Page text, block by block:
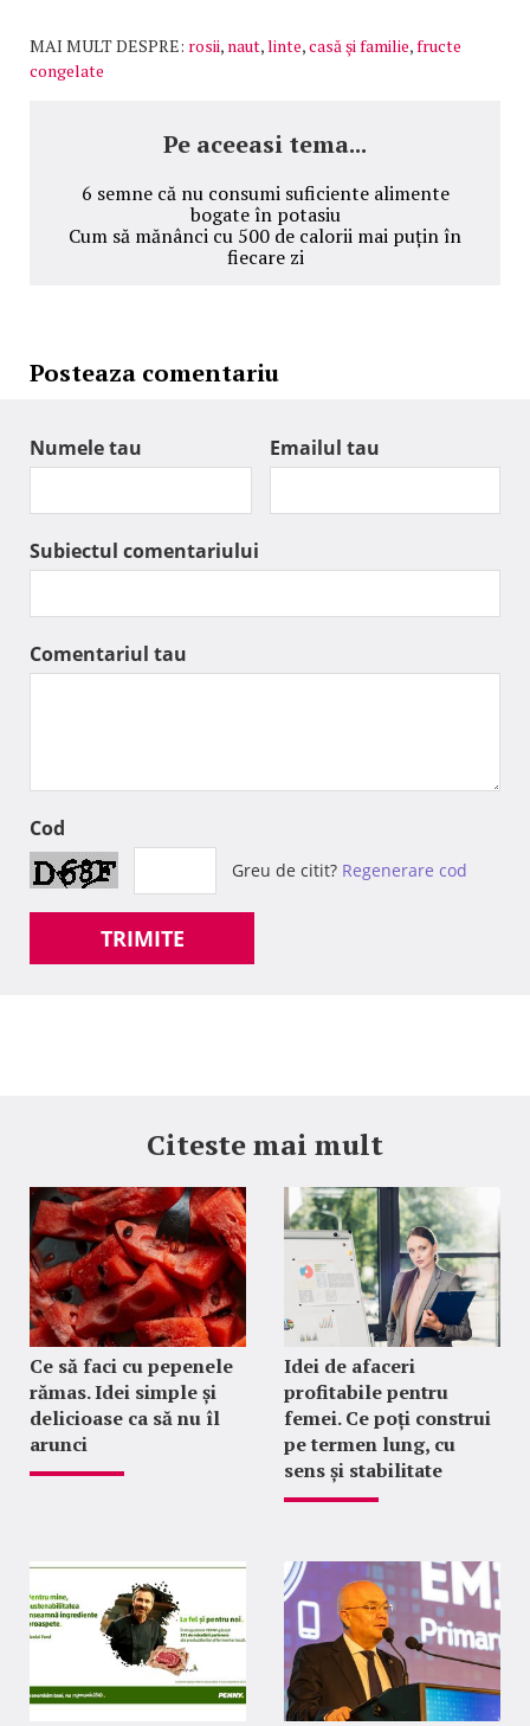
MAI MULT DESPRE: rosii, naut,linte,casă şi familie,fructe
congelate
Pe aceeasi tema...
6 semne că nu consumi suficiente alimente
bogate în potasiu
Cum să mănânci cu 500 de calorii mai puțin în
fiecare zi
Posteaza comentariu
Numele tau Emailul tau
Subiectul comentariului
Comentariul tau
Cod
Greu de citit? Regenerare cod
TRIMITE
Citeste mai mult
Ce să faci cu pepenele
rămas. Idei simple și
delicioase ca să nu îl
arunci
Idei de afaceri
profitabile pentru
femei. Ce poți construi
pe termen lung, cu
sens și stabilitate